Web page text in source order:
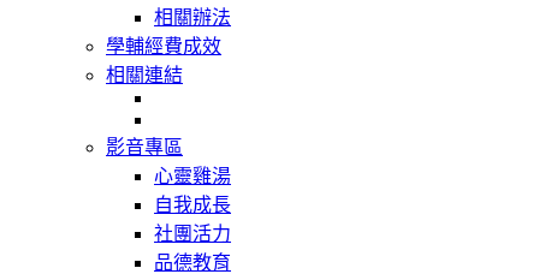
相關辦法
學輔經費成效
相關連結
影音專區
心靈雞湯
自我成長
社團活力
品德教育